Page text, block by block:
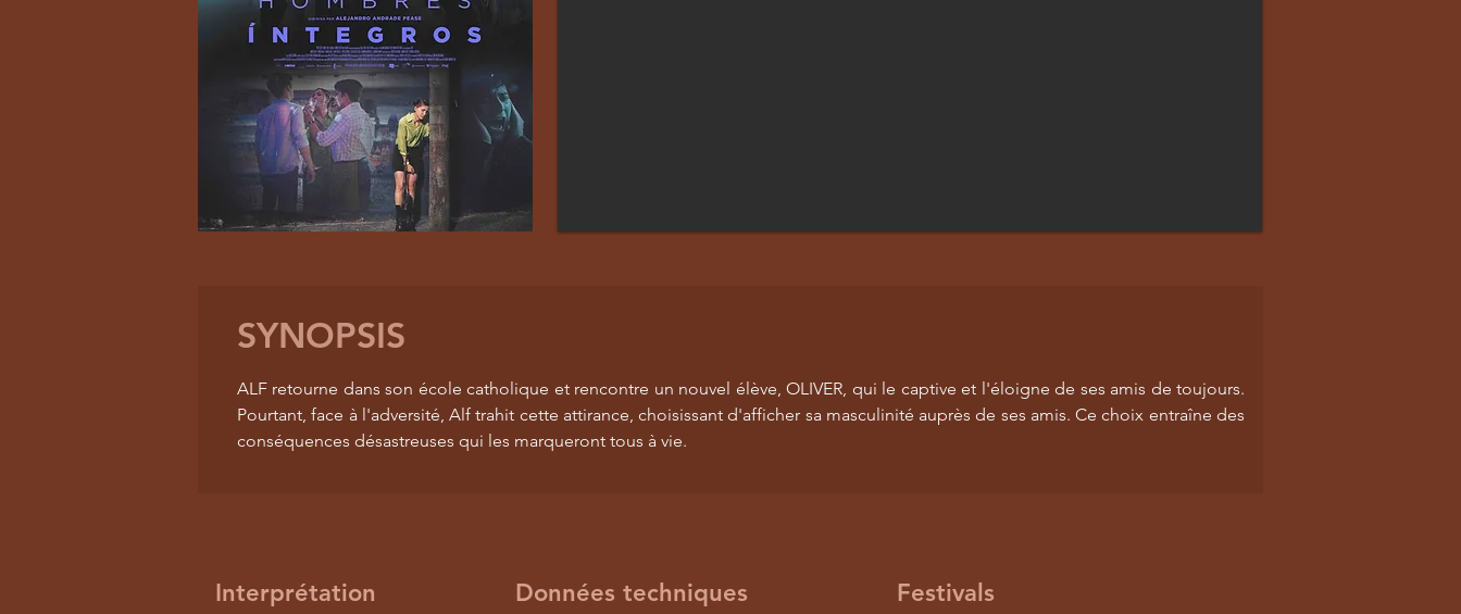
SYNOPSIS
ALF retourne dans son école catholique et rencontre un nouvel élève, OLIVER, qui le captive et l'éloigne de ses amis de toujours.
Pourtant, face à l'adversité, Alf trahit cette attirance, choisissant d'afficher sa masculinité auprès de ses amis. Ce choix entraîne des
conséquences désastreuses qui les marqueront tous à vie.
Interprétation Données techniques Festivals